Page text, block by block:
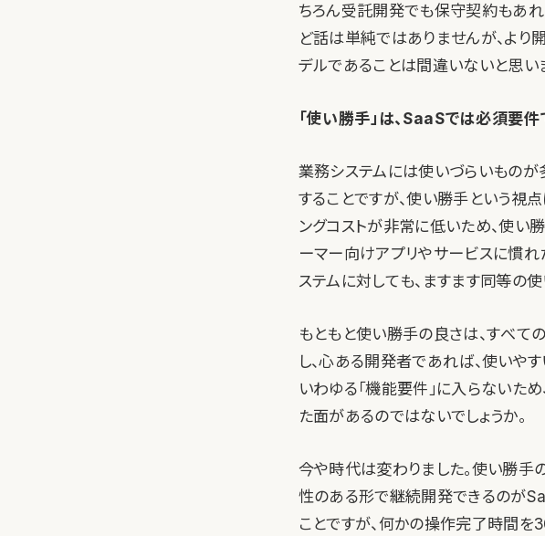
ちろん受託開発でも保守契約もあ
ど話は単純ではありませんが、よ
デルであることは間違いないと思い
「使い勝手」は、SaaSでは必須要
業務システムには使いづらいものが
することですが、使い勝手という視
ングコストが非常に低いため、使い
ーマー向けアプリやサービスに慣
ステムに対しても、ますます同等の
もともと使い勝手の良さは、すべて
し、心ある開発者であれば、使いや
いわゆる「機能要件」に入らないた
た面があるのではないでしょうか。
今や時代は変わりました。使い勝
性のある形で継続開発できるのが
ことですが、何かの操作完了時間